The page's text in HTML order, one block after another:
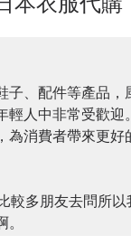
子、配件等產品
輕人中非常受歡
為消費者帶來更好
多朋友去問所以